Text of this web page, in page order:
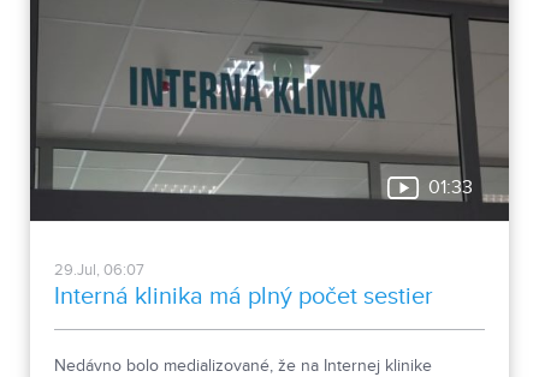
01:33
29.Jul, 06:07
Interná klinika má plný počet sestier
Nedávno bolo medializované, že na Internej klinike